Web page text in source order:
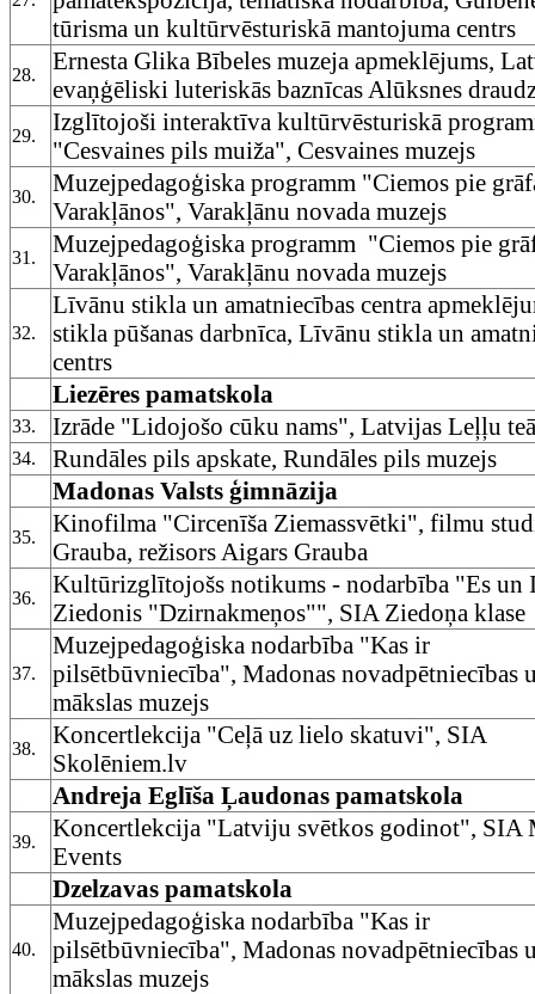
tūrisma un kultūrvēsturiskā mantojuma centrs
28.
Ernesta Glika Bībeles muzeja apmeklējums,
evaņģēliski luteriskās baznīcas Alūksnes
29.
Izglītojoši interaktīva kultūrvēsturiskā
"Cesvaines pils muiža", Cesvaines muzejs
30.
Muzejpedagoģiska programm "Ciemos pie
Varakļānos", Varakļānu novada muzejs
31.
Muzejpedagoģiska programm "Ciemos pie
Varakļānos", Varakļānu novada muzejs
32.
Līvānu stikla un amatniecības centra
stikla pūšanas darbnīca, Līvānu stikla un
centrs
Liezēres pamatskola
33. Izrāde "Lidojošo cūku nams", Latvijas Leļļu
34.
Rundāles pils apskate, Rundāles pils muzejs
Madonas Valsts ģimnāzija
35.
Kinofilma "Circenīša Ziemassvētki", filmu
Grauba, režisors Aigars Grauba
36.
Kultūrizglītojošs notikums - nodarbība "Es un
Ziedonis "Dzirnakmeņos"", SIA Ziedoņa klase
37.
Muzejpedagoģiska nodarbība "Kas ir
pilsētbūvniecība", Madonas novadpētniecības
mākslas muzejs
38.
Koncertlekcija "Ceļā uz lielo skatuvi", SIA
Skolēniem.lv
Andreja Eglīša Ļaudonas pamatskola
39.
Koncertlekcija "Latviju svētkos godinot", SIA
Events
Dzelzavas pamatskola
40.
Muzejpedagoģiska nodarbība "Kas ir
pilsētbūvniecība", Madonas novadpētniecības
mākslas muzejs